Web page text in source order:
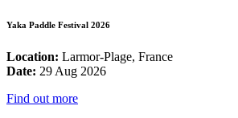
Yaka Paddle Festival 2026
Location: Larmor-Plage, France
Date: 29 Aug 2026
Find out more